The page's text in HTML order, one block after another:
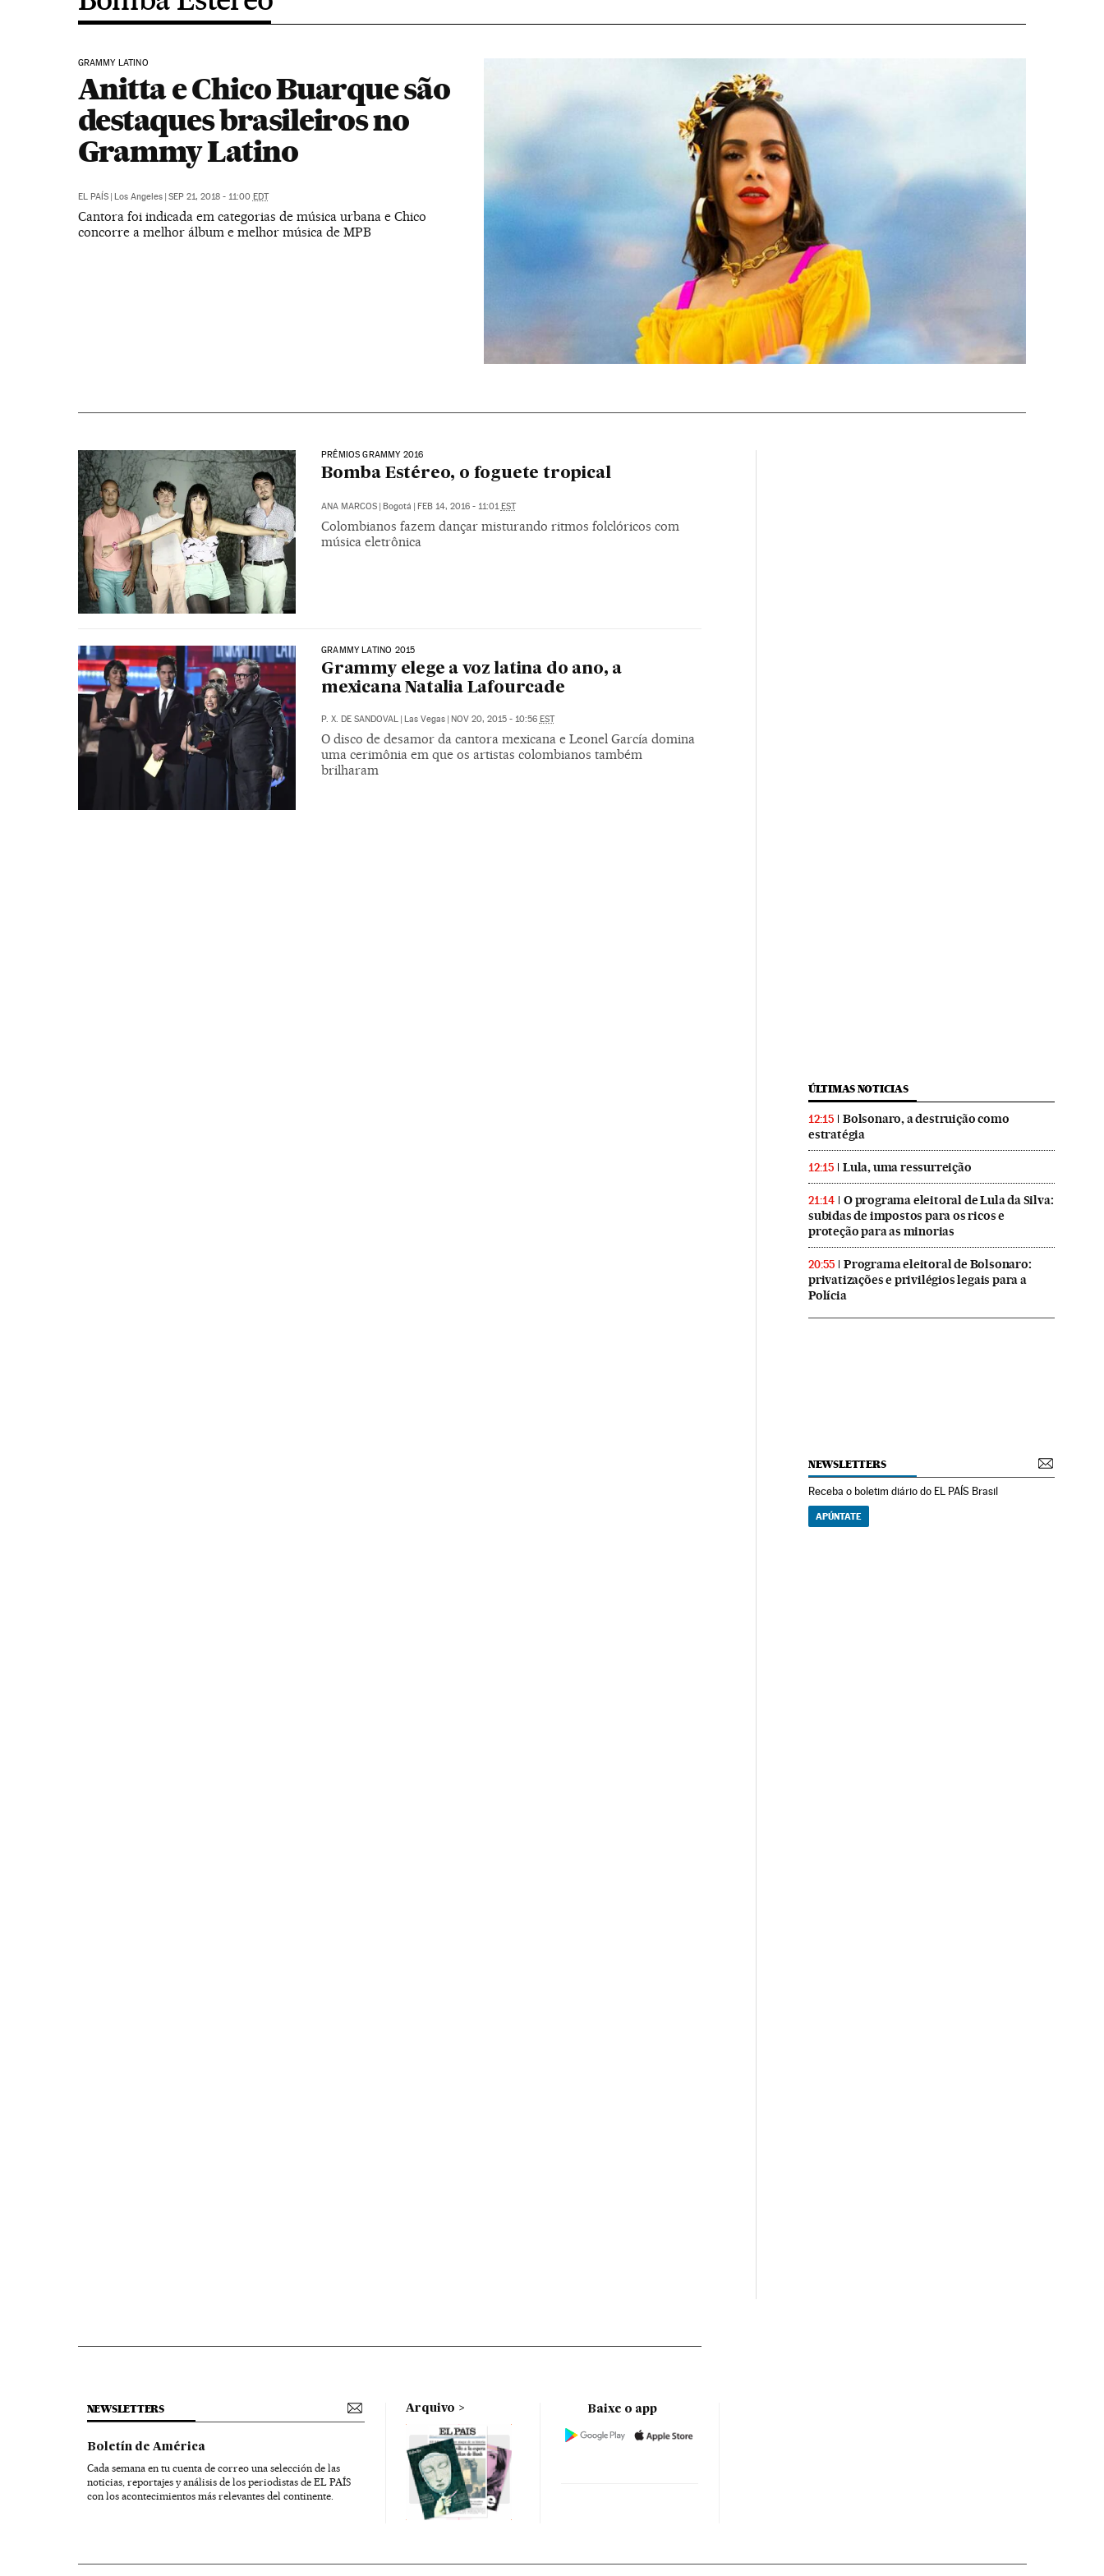
GRAMMY LATINO
Anitta e Chico Buarque são
destaques brasileiros no
Grammy Latino
EL PAÍS | Los Angeles | SEP 21, 2018 - 11:00 EDT
Cantora foi indicada em categorias de música urbana e Chico
concorre a melhor álbum e melhor música de MPB
PRÊMIOS GRAMMY 2016
Bomba Estéreo, o foguete tropical
ANA MARCOS | Bogotá | FEB 14, 2016 - 11:01EST
Colombianos fazem dançar misturando ritmos folclóricos com
música eletrônica
GRAMMY LATINO 2015
Grammy elege a voz latina do ano, a
mexicana Natalia Lafourcade
P. X. DE SANDOVAL Las Vegas NOV 20, 2015 - 10:56 EST
O disco de desamor da cantora mexicana e Leonel García domina
uma cerimônia em que os artistas colombianos também
brilharam
ÚLTIMAS NOTICIAS
12:15
Bolsonaro, a destruição como
estratégia
12:15 Lula, uma ressurreição
21:14
O programa eleitoral de Lula da Silva:
subidas de impostos para os ricos e
proteção para as minorias
20:55
Programa eleitoral de Bolsonaro:
privatizações e privilégios legais para a
Polícia
NEWSLETTERS
Receba o boletim diário do EL PAÍS Brasil
APÚNTATE
NEWSLETTERS
Boletín de América
Cada semana en tu cuenta de correo una selección de las
noticias, reportajes y análisis de los periodistas de EL PAÍS
con los acontecimientos más relevantes del continente.
Arquivo Baixe o app